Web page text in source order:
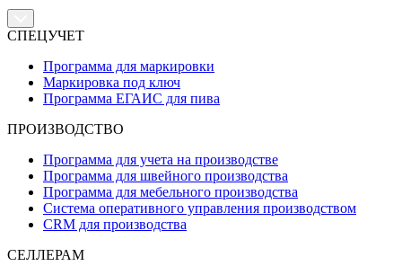
СПЕЦУЧЕТ
Программа для маркировки
Маркировка под ключ
Программа ЕГАИС для пива
ПРОИЗВОДСТВО
Программа для учета на производстве
Программа для швейного производства
Программа для мебельного производства
Система оперативного управления производством
CRM для производства
СЕЛЛЕРАМ